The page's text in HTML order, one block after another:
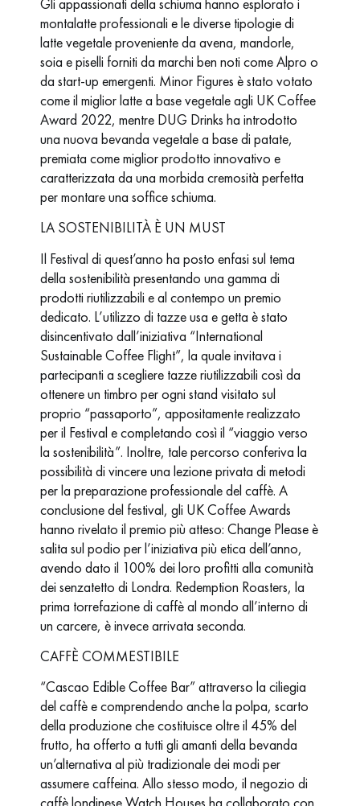
montalatte professionali e le diverse tipologie di
latte vegetale proveniente da avena, mandorle,
soia e piselli forniti da marchi ben noti come Alpro o
da start-up emergenti. Minor Figures è stato votato
come il miglior latte a base vegetale agli UK Coffee
Award 2022, mentre DUG Drinks ha introdotto
una nuova bevanda vegetale a base di patate,
premiata come miglior prodotto innovativo e
caratterizzata da una morbida cremosità perfetta
per montare una soffice schiuma.
LA SOSTENIBILITÀ È UN MUST
Il Festival di quest’anno ha posto enfasi sul tema
della sostenibilità presentando una gamma di
prodotti riutilizzabili e al contempo un premio
dedicato. L’utilizzo di tazze usa e getta è stato
disincentivato dall’iniziativa “International
Sustainable Coffee Flight”, la quale invitava i
partecipanti a scegliere tazze riutilizzabili così da
ottenere un timbro per ogni stand visitato sul
proprio “passaporto”, appositamente realizzato
per il Festival e completando così il “viaggio verso
la sostenibilità”. Inoltre, tale percorso conferiva la
possibilità di vincere una lezione privata di metodi
per la preparazione professionale del caffè. A
conclusione del festival, gli UK Coffee Awards
hanno rivelato il premio più atteso: Change Please è
salita sul podio per l’iniziativa più etica dell’anno,
avendo dato il 100% dei loro profitti alla comunità
dei senzatetto di Londra. Redemption Roasters, la
prima torrefazione di caffè al mondo all’interno di
un carcere, è invece arrivata seconda.
CAFFÈ COMMESTIBILE
“Cascao Edible Coffee Bar” attraverso la ciliegia
del caffè e comprendendo anche la polpa, scarto
della produzione che costituisce oltre il 45% del
frutto, ha offerto a tutti gli amanti della bevanda
un’alternativa al più tradizionale dei modi per
assumere caffeina. Allo stesso modo, il negozio di